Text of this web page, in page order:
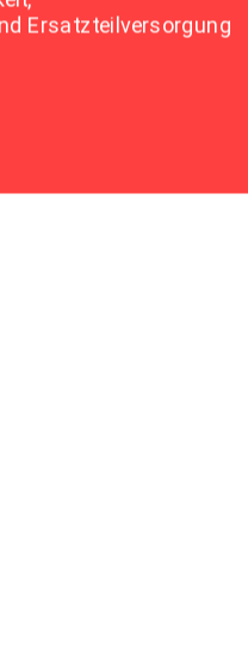
Ersatzteilversorgung